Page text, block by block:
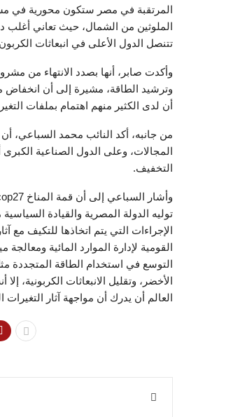
المرتقبة في مصر ستكون محورية في
الملوثين من الشمال، حيث تعاني أغلب
تتنصل الدول الأعلى في انبعاثات
وأكدت صابر، أنها بصدد الانتهاء من
وترشيد الطاقة، مشيرة إلى أن
أن لدى الكثير منهم اهتمام بملفات
من جانبه، أكد النائب محمد السباعي، أن
المجالات، وعلى الدول الصناعية
التخفيف.
توليه الدولة المصرية والقيادة
الإجراءات التي يتم اتخاذها للتكيف
القومية لإدارة الموارد المائية
التوسع في استخدام الطاقة المتجددة
الأخضر، وتقليل الانبعاثات الكربونية،
العالم أن يدرك أن مواجهة آثار